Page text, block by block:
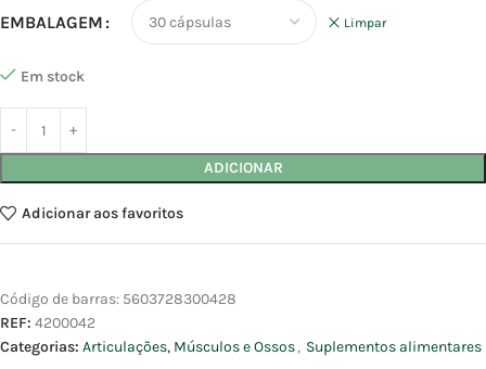
EMBALAGEM Limpar
Em stock
ADICIONAR
Adicionar aos favoritos
Código de barras: 5603728300428
REF: 4200042
Categorias: Articulações, Músculos e Ossos, Suplementos alimentares